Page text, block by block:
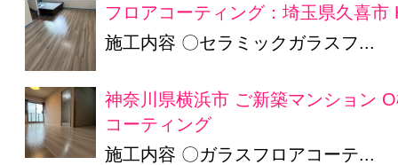
フロアコーティング：埼玉県久喜市
施工内容 〇セラミックガラスフ...
神奈川県横浜市 ご新築マンション
コーティング
施工内容 〇ガラスフロアコーテ...